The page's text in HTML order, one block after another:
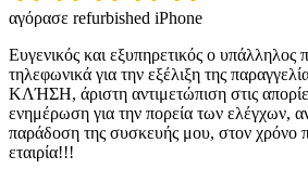
αγόρασε refurbished iPhone
Ευγενικός και εξυπηρετικός ο
τηλεφωνικά για την εξέλιξη της
ΚΛΉΣΗ, άριστη αντιμετώπιση στις
ενημέρωση για την πορεία των ελέγχων,
παράδοση της συσκευής μου, στον χρόνο
εταιρία!!!